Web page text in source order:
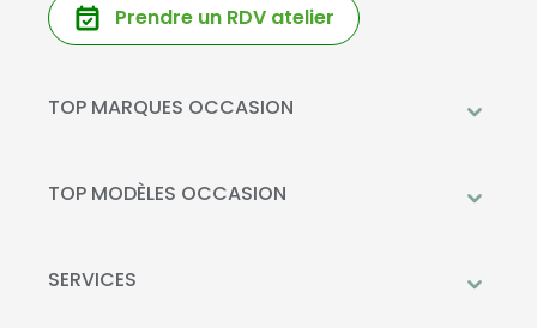
Prendre un RDV atelier
TOP MARQUES OCCASION
Mercedes-Benz
TOP MODÈLES OCCASION
Peugeot 208
SERVICES